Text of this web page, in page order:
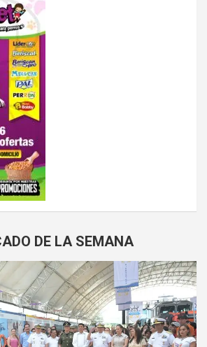
DE LA SEMANA